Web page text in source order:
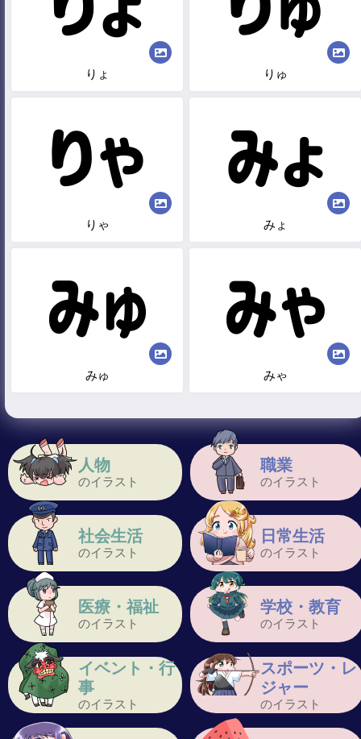
人物
のイラスト
職業
のイラスト
社会生活
のイラスト
日常生活
のイラスト
医療・福祉
のイラスト
学校・教育
のイラスト
イベント・行
事
のイラスト
スポーツ・レ
ジャー
のイラスト
りょ りゅ
りゃ みょ
みゅ みゃ